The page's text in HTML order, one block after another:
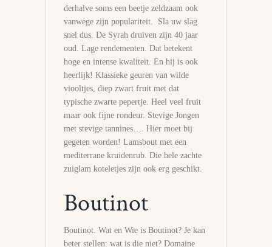
derhalve soms een beetje zeldzaam ook
vanwege zijn populariteit. Sla uw slag
snel dus. De Syrah druiven zijn 40 jaar
oud. Lage rendementen. Dat betekent
hoge en intense kwaliteit. En hij is ook
heerlijk! Klassieke geuren van wilde
viooltjes, diep zwart fruit met dat
typische zwarte pepertje. Heel veel fruit
maar ook fijne rondeur. Stevige Jongen
met stevige tannines…. Hier moet bij
gegeten worden! Lamsbout met een
mediterrane kruidenrub. Die hele zachte
zuiglam koteletjes zijn ook erg geschikt.
Boutinot
Boutinot. Wat en Wie is Boutinot? Je kan
beter stellen: wat is die niet? Domaine